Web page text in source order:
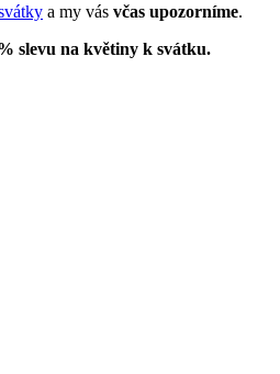
a my vás včas upozorníme.
slevu na květiny k svátku.